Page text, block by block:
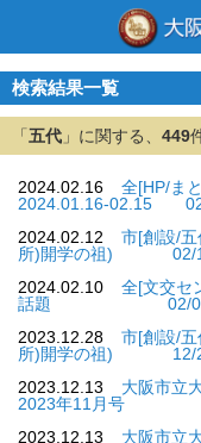
検索結果一覧
「 五代 」に関する、 449
2024.02.16
全[HP/ま
2024.01.16-02.15
2024.02.12
市[創設/
所)開学の祖) 02/
2024.02.10
全[文交セ
話題 02/09(金)
2023.12.28
市[創設/
所)開学の祖) 12/
2023.12.13
大阪市立
2023年11月号
2023.12.13
大阪市立